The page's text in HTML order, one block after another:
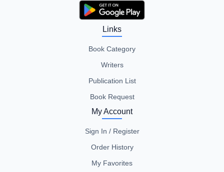
Links
Book Category
Writers
Publication List
Book Request
My Account
Sign In / Register
Order History
My Favorites